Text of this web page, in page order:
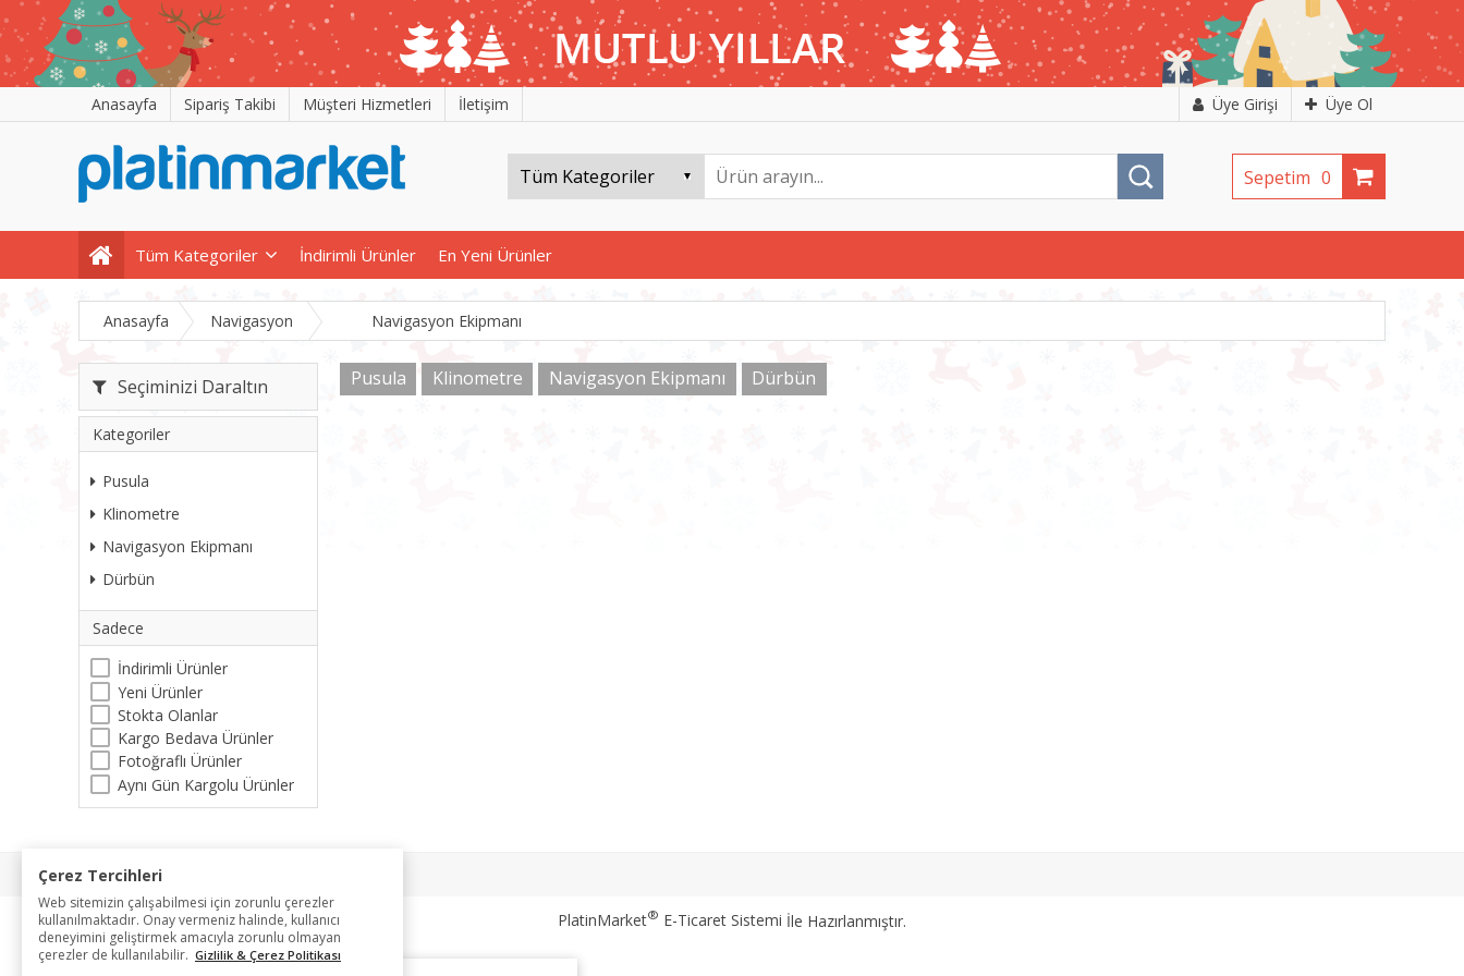
Anasayfa Sipariş Takibi Müşteri Hizmetleri İletişim Üye Girişi Üye Ol
Sepetim 0
Tüm Kategoriler İndirimli Ürünler En Yeni Ürünler
Anasayfa Navigasyon Navigasyon Ekipmanı
Seçiminizi Daraltın
Kategoriler
Pusula
Klinometre
Navigasyon Ekipmanı
Dürbün
Sadece
İndirimli Ürünler
Yeni Ürünler
Stokta Olanlar
Kargo Bedava Ürünler
Fotoğraflı Ürünler
Aynı Gün Kargolu Ürünler
Pusula Klinometre Navigasyon Ekipmanı Dürbün
Çerez Tercihleri
Web sitemizin çalışabilmesi için zorunlu çerezler
kullanılmaktadır. Onay vermeniz halinde, kullanıcı
deneyimini geliştirmek amacıyla zorunlu olmayan
çerezler de kullanılabilir. Gizlilik & Çerez Politikası
PlatinMarket® E-Ticaret Sistemi İle Hazırlanmıştır.